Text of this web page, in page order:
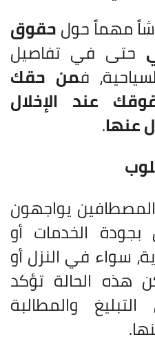
مهماً حولحقوق
حتى في تفاصيل
فمن حقك
عند الإخلال
عنها.
يواجهون
بجودة الخدمات أو
سواء في النزل أو
هذه الحالة تؤكد
والمطالبة